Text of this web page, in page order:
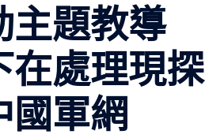
主題教導
在處理現探
國軍網